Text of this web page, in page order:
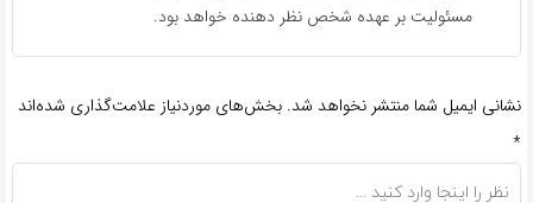
مسئولیت بر عهده شخص نظر دهنده خواهد بود.
نشانی ایمیل شما منتشر نخواهد شد. بخش‌های موردنیاز علامت‌گذاری شده‌اند
*